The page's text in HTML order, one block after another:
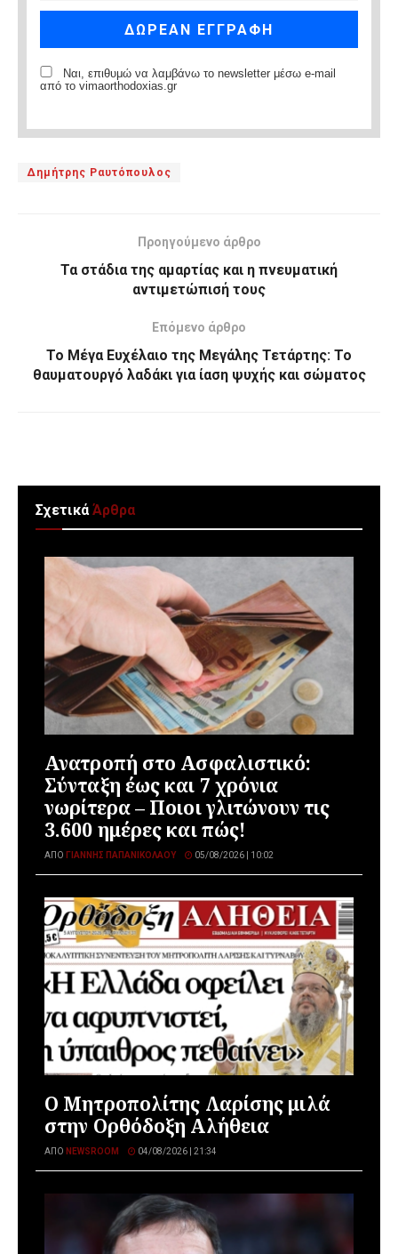
Ναι, επιθυμώ να λαμβάνω το newsletter μέσω e-mail
από το vimaorthodoxias.gr
Δημήτρης Ραυτόπουλος
Προηγούμενο άρθρο
Τα στάδια της αμαρτίας και η πνευματική
αντιμετώπισή τους
Επόμενο άρθρο
Το Μέγα Ευχέλαιο της Μεγάλης Τετάρτης: Το
θαυματουργό λαδάκι για ίαση ψυχής και σώματος
ΣχετικάΆρθρα
Ανατροπή στο Ασφαλιστικό:
Σύνταξη έως και 7 χρόνια
νωρίτερα – Ποιοι γλιτώνουν τις
3.600 ημέρες και πώς!
ΑΠΌ ΓΙΆΝΝΗΣ ΠΑΠΑΝΙΚΟΛΆΟΥ 05/08/2026 | 10:02
Ο Μητροπολίτης Λαρίσης μιλά
στην Ορθόδοξη Αλήθεια
ΑΠΌ NEWSROOM 04/08/2026 | 21:34